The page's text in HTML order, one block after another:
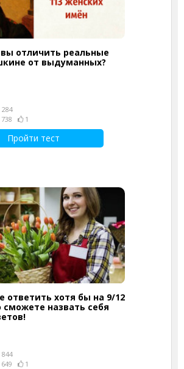
отличить реальные
от выдуманных?
1
Пройти тест
ответить хотя бы на 9/12
сможете назвать себя
1